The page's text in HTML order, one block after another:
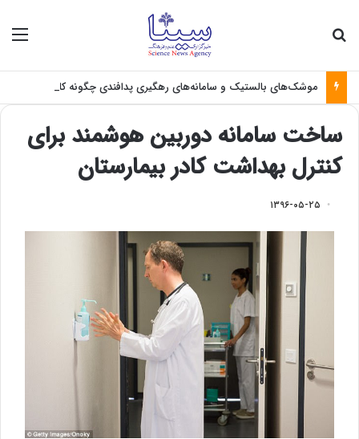
ساخت سامانه دوربین هوشمند برای
کنترل بهداشت کادر بیمارستان
۱۳۹۶-۰۵-۲۵